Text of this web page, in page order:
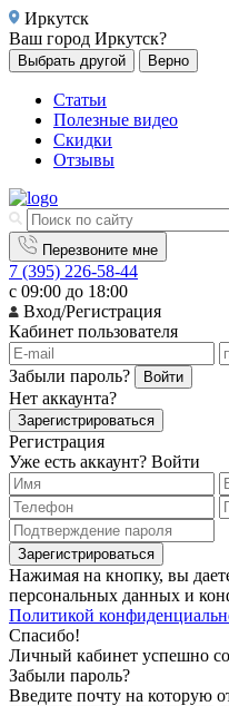
Иркутск
Ваш город Иркутск?
Выбрать другой Верно
Статьи
Полезные видео
Скидки
Отзывы
Перезвоните мне
7 (395) 226-58-44
с 09:00 до 18:00
Вход/Регистрация
Кабинет пользователя
Забыли пароль? Войти
Нет аккаунта?
Зарегистрироваться
Регистрация
Уже есть аккаунт? Войти
Зарегистрироваться
Нажимая на кнопку, вы
персональных данных и
Политикой
Спасибо!
Личный кабинет успешно
Забыли пароль?
Введите почту на которую